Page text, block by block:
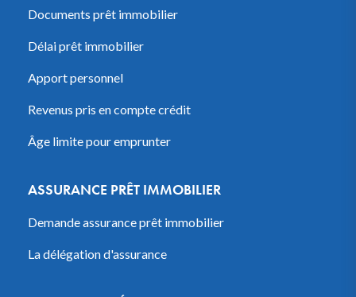
Documents prêt immobilier
Délai prêt immobilier
Apport personnel
Revenus pris en compte crédit
Âge limite pour emprunter
ASSURANCE PRÊT IMMOBILIER
Demande assurance prêt immobilier
La délégation d'assurance